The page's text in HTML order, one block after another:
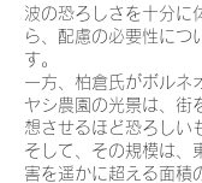
波の恐ろしさを十分に
ら、配慮の必要性につ
す。
一方、柏倉氏がボルネ
ヤシ農園の光景は、街
想させるほど恐ろしい
そして、その規模は、
害を遥かに超える面積